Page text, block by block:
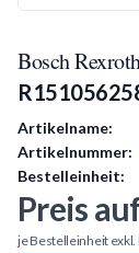
Bosch
Produkt
Artikelname:
Artikelnummer:
Bestelleinheit:
Preis
je Bestelleinheit exkl.